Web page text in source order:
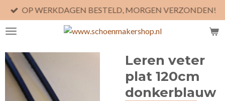
Ga
direct
naar
hoofdinhoud
OP WERKDAGEN BESTELD, MORGEN VERZONDEN!
Leren veter
plat 120cm
donkerblauw